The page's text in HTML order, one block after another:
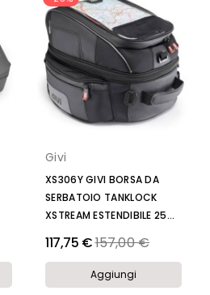
Givi
XS306Y GIVI BORSA DA
SERBATOIO TANKLOCK
XSTREAM ESTENDIBILE 25...
117,75 €Prezzo
157,00 €
Aggiungi